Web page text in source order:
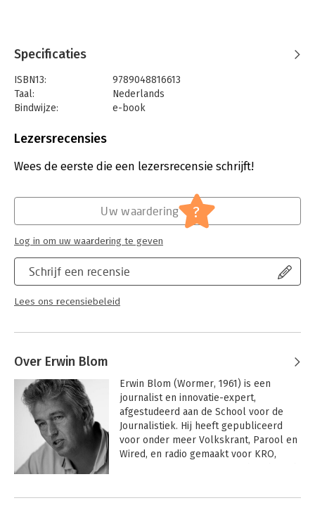
Specificaties
ISBN13:
9789048816613
Taal:
Nederlands
Bindwijze:
e-book
Bestandsformaat:
Uitgever:
Overamstel Uitgevers
Hoofdrubriek: Financieel management
Lezersrecensies
Wees de eerste die een lezersrecensie schrijft!
Schrijf een recensie
Lees ons recensiebeleid
Uw waardering ?
Log in om uw waardering te geven
Over Erwin Blom
Erwin Blom (Wormer, 1961) is een
journalist en innovatie-expert,
afgestudeerd aan de School voor de
Journalistiek. Hij heeft gepubliceerd
voor onder meer Volkskrant, Parool en
Wired, en radio gemaakt voor KRO,
Andere boeken door Erwin Blom